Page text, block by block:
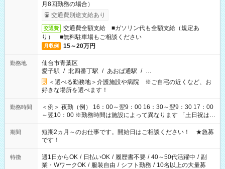
月8回勤務の場合）
交通費別途支給あり
交通費
交通費全額支給 ■ガソリン代も全額支給（規定あ
り） ■無料駐車場もご相談ください
月収例 15～20万円
勤務地
仙台市青葉区
愛子駅 / 北四番丁駅 / あおば通駅 / …
＜選べる勤務地＞介護施設や病院 ※ご自宅の近くなど、お
好きな場所を選べます！
勤務時間
＜例＞ 夜勤（例） 16：00～翌9：00 16：30～翌9：30 17：00
～翌10：00 ※勤務時間は施設によって異なります 「土日祝は休
みたい」 「しっかり稼ぎたい」 「もう少し遅い時間から始めた
い」など ご希望にあったお仕事をご案内いたします。 ※未経験
の方の場合は1～2ヶ月間は日中での仕事を経験いただき、 お
仕事に慣れてからの夜勤になります。 ★家庭の都合でお休みが
必要な場合も遠慮なくご相談ください。
期間
短期2ヵ月～のお仕事です。開始日はご相談ください！ ★急募
です！
特徴 週1日からOK / 日払いOK / 履歴書不要 / 40～50代活躍中 / 副
業・WワークOK / 服装自由 / シフト勤務 / 10名以上の大量募